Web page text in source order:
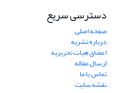
دسترسی سریع
صفحه اصلی
درباره نشریه
اعضای هیات تحریریه
ارسال مقاله
تماس با ما
نقشه سایت